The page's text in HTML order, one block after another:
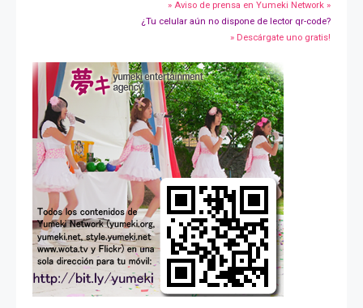
» Aviso de prensa en Yumeki Network »
¿Tu celular aún no dispone de lector qr-code?
» Descárgate uno gratis!